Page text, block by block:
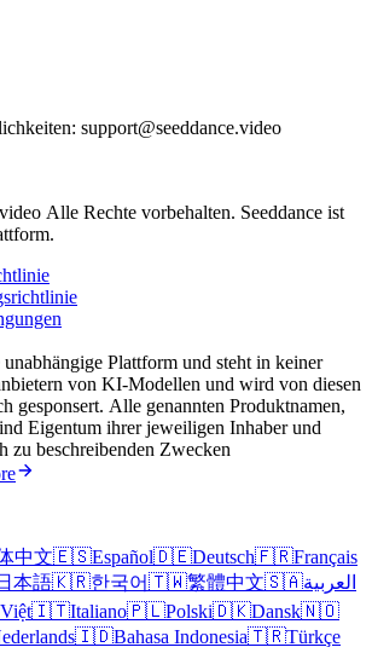
support@seeddance.video
Alle Rechte vorbehalten. Seeddance ist
unabhängige Plattform und steht in keiner
von KI-Modellen und wird von diesen
gesponsert. Alle genannten Produktnamen,
Eigentum ihrer jeweiligen Inhaber und
zu beschreibenden Zwecken
中文🇪🇸Español🇩🇪Deutsch🇫🇷Français
本語🇰🇷한국어🇹🇼繁體中文🇸🇦العربية
🇮🇹Italiano🇵🇱Polski🇩🇰Dansk🇳🇴
🇮🇩Bahasa Indonesia🇹🇷Türkçe